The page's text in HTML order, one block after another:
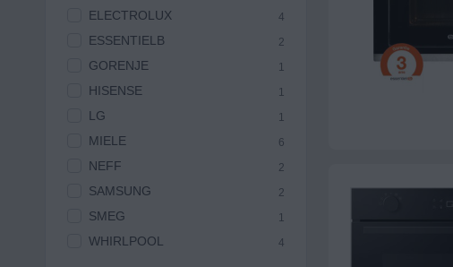
ELECTROLUX 4
ESSENTIELB 2
GORENJE 1
HISENSE 1
LG 1
MIELE 6
NEFF 2
SAMSUNG 2
SMEG 1
WHIRLPOOL 4